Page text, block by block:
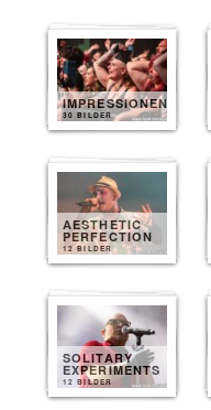
IMPRESSIONEN
30 BILDER
AESTHETIC
PERFECTION
12 BILDER
SOLITARY
EXPERIMENTS
12 BILDER